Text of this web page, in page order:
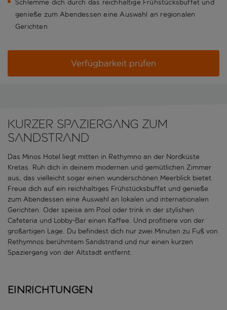
Schlemme dich durch das reichhaltige Frühstücksbuffet und
genieße zum Abendessen eine Auswahl an regionalen
Gerichten
Verfügbarkeit prüfen
Kurzer Spaziergang zum
Sandstrand
Das Minos Hotel liegt mitten in Rethymno an der Nordküste
Kretas. Ruh dich in deinem modernen und gemütlichen Zimmer
aus, das vielleicht sogar einen wunderschönen Meerblick bietet.
Freue dich auf ein reichhaltiges Frühstücksbuffet und genieße
zum Abendessen eine Auswahl an lokalen und internationalen
Gerichten. Oder speise am Pool oder trink in der stylishen
Cafeteria und Lobby-Bar einen Kaffee. Und profitiere von der
großartigen Lage. Du befindest dich nur zwei Minuten zu Fuß von
Rethymnos berühmtem Sandstrand und nur einen kurzen
Spaziergang von der Altstadt entfernt.
Einrichtungen